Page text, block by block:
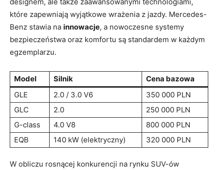
które zapewniają wyjątkowe wrażenia z jazdy. Mercedes-
Benz stawia na innowacje, a nowoczesne systemy
bezpieczeństwa oraz komfortu są standardem w każdym
egzemplarzu.
Model Silnik
Cena bazowa
GLE
2.0 / 3.0 V6
350 000 PLN
GLC
2.0
250 000 PLN
G-class
4.0 V8
800 000 PLN
EQB
140 kW (elektryczny) 320 000 PLN
W obliczu rosnącej konkurencji na rynku SUV-ów